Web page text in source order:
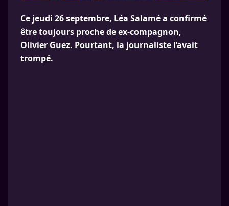
Ce jeudi 26 septembre, Léa Salamé a confirmé
être toujours proche de ex-compagnon,
Olivier Guez. Pourtant, la journaliste l’avait
trompé.